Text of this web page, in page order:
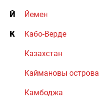
Й Йемен
К Кабо-Верде
Казахстан
Каймановы острова
Камбоджа